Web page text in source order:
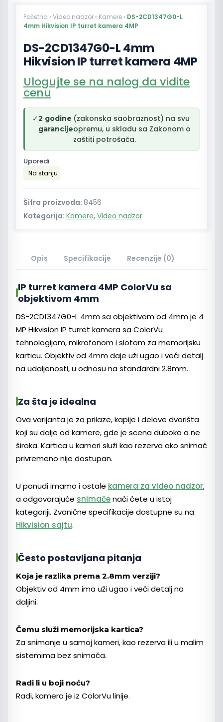
Početna › Video nadzor › Kamere › DS-2CD1347G0-L
4mm Hikvision IP turret kamera 4MP
DS-2CD1347G0-L 4mm
Hikvision IP turret kamera 4MP
Ulogujte se na nalog da vidite
cenu
✓2 godine
garancije
(zakonska saobraznost) na svu
opremu, u skladu sa Zakonom o
zaštiti potrošača.
Uporedi
Na stanju
Šifra proizvoda: 8456
Kategorija: Kamere, Video nadzor
Opis Specifikacije Recenzije (0)
IP turret kamera 4MP ColorVu sa
objektivom 4mm
DS-2CD1347G0-L 4mm sa objektivom od 4mm je 4
MP Hikvision IP turret kamera sa ColorVu
tehnologijom, mikrofonom i slotom za memorijsku
karticu. Objektiv od 4mm daje uži ugao i veći detalj
na udaljenosti, u odnosu na standardni 2.8mm.
Za šta je idealna
Ova varijanta je za prilaze, kapije i delove dvorišta
koji su dalje od kamere, gde je scena duboka a ne
široka. Kartica u kameri služi kao rezerva ako snimač
privremeno nije dostupan.
U ponudi imamo i ostale kamera za video nadzor,
a odgovarajuće snimačenaći ćete u istoj
kategoriji. Zvanične specifikacije dostupne su na
Hikvision sajtu.
Često postavljana pitanja
Koja je razlika prema 2.8mm verziji?
Objektiv od 4mm ima uži ugao i veći detalj na
daljini.
Čemu služi memorijska kartica?
Za snimanje u samoj kameri, kao rezerva ili u malim
sistemima bez snimača.
Radi li u boji noću?
Radi, kamera je iz ColorVu linije.